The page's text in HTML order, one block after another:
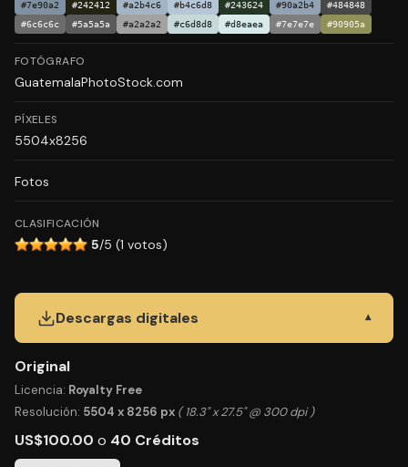
#7e90a2 #242412 #a2b4c6 #b4c6d8 #243624 #90a2b4
#484848
#6c6c6c
#5a5a5a #a2a2a2 #c6d8d8 #d8eaea #7e7e7e #90905a
FOTÓGRAFO
GuatemalaPhotoStock.com
PÍXELES
5504x8256
Fotos
CLASIFICACIÓN
5/5 (1 votos)
Descargas digitales ▾
Original
Licencia: Royalty Free
Resolución: 5504 x 8256 px ( 18.3" x 27.5" @ 300 dpi )
US$100.00 o 40 Créditos